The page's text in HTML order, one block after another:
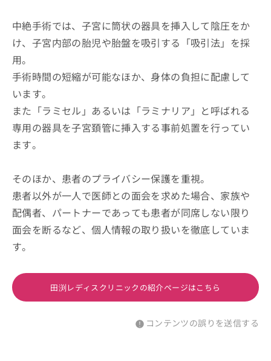
中絶手術では、子宮に筒状の器具を挿入して陰圧をか
け、子宮内部の胎児や胎盤を吸引する「吸引法」を採
用。
手術時間の短縮が可能なほか、身体の負担に配慮して
います。
また「ラミセル」あるいは「ラミナリア」と呼ばれる
専用の器具を子宮頚管に挿入する事前処置を行ってい
ます。
そのほか、患者のプライバシー保護を重視。
患者以外が一人で医師との面会を求めた場合、家族や
配偶者、パートナーであっても患者が同席しない限り
面会を断るなど、個人情報の取り扱いを徹底していま
す。
田渕レディスクリニックの紹介ページはこちら
コンテンツの誤りを送信する